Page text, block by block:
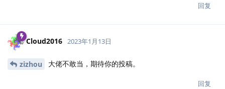
回复
Cloud2016 2023年1月13日
zizhou 大佬不敢当，期待你的投稿。
回复